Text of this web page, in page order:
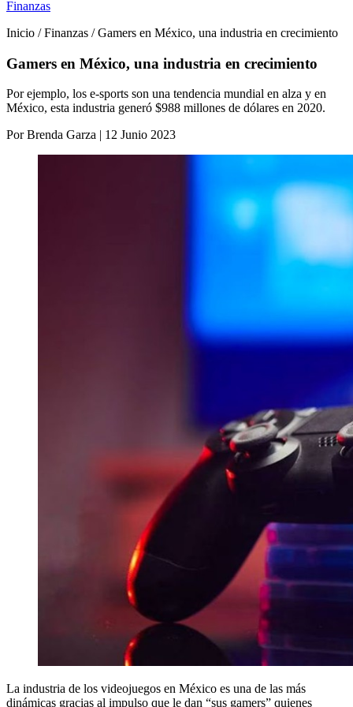
Finanzas
Inicio / Finanzas / Gamers en México, una industria en crecimiento
Gamers en México, una industria en crecimiento
Por ejemplo, los e-sports son una tendencia mundial en alza y en
México, esta industria generó $988 millones de dólares en 2020.
Por Brenda Garza | 12 Junio 2023
La industria de los videojuegos en México es una de las más
dinámicas gracias al impulso que le dan “sus gamers” quienes